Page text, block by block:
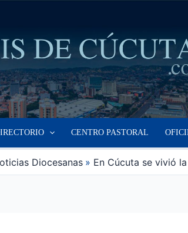
CENTRO PASTORAL
Diocesanas En Cúcuta se vivió